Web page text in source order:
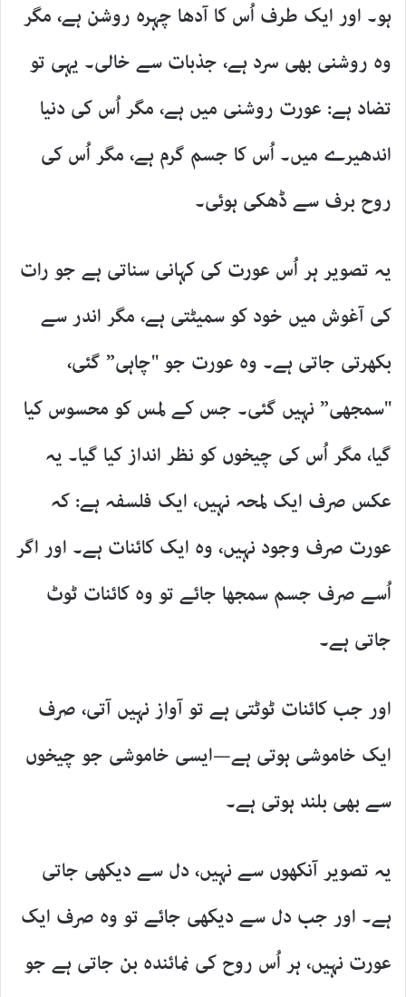
ہو۔ اور ایک طرف اُس کا آدھا چہرہ روشن ہے، مگر
وہ روشنی بھی سرد ہے، جذبات سے خالی۔ یہی تو
تضاد ہے: عورت روشنی میں ہے، مگر اُس کی دنیا
اندھیرے میں۔ اُس کا جسم گرم ہے، مگر اُس کی
روح برف سے ڈھکی ہوئی۔
یہ تصویر ہر اُس عورت کی کہانی سناتی ہے جو رات
کی آغوش میں خود کو سمیٹتی ہے، مگر اندر سے
بکھرتی جاتی ہے۔ وہ عورت جو "چاہی” گئی،
"سمجھی” نہیں گئی۔ جس کے لمس کو محسوس کیا
گیا، مگر اُس کی چیخوں کو نظر انداز کیا گیا۔ یہ
عکس صرف ایک لمحہ نہیں، ایک فلسفہ ہے: کہ
عورت صرف وجود نہیں، وہ ایک کائنات ہے۔ اور اگر
اُسے صرف جسم سمجھا جائے تو وہ کائنات ٹوٹ
جاتی ہے۔
اور جب کائنات ٹوٹتی ہے تو آواز نہیں آتی، صرف
ایک خاموشی ہوتی ہے—ایسی خاموشی جو چیخوں
سے بھی بلند ہوتی ہے۔
یہ تصویر آنکھوں سے نہیں، دل سے دیکھی جاتی
ہے۔ اور جب دل سے دیکھی جائے تو وہ صرف ایک
عورت نہیں، ہر اُس روح کی نمائندہ بن جاتی ہے جو